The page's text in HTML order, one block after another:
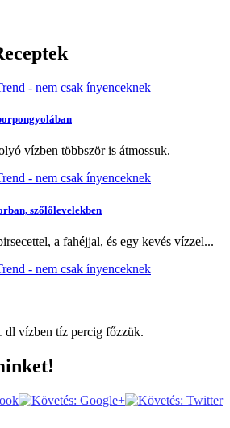
vízben többször is átmossuk.
szőlőlevelekben
a fahéjjal, és egy kevés vízzel...
dl vízben tíz percig főzzük.